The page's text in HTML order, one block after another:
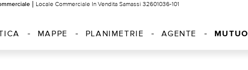
Locale Commerciale In Vendita Samassi 32601036-101
MAPPE PLANIMETRIE AGENTE MUTUO